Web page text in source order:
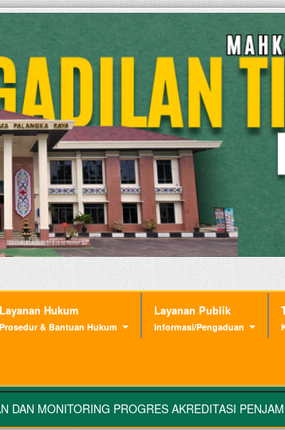
Layanan Hukum
Prosedur & Bantuan Hukum
Layanan Publik
Informasi/Pengaduan
DAN MONITORING PROGRES AKREDITASI